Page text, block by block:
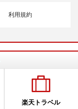
利用規約
楽天トラベル